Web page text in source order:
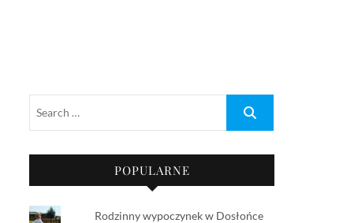
POPULARNE
Rodzinny wypoczynek w Dosłońce